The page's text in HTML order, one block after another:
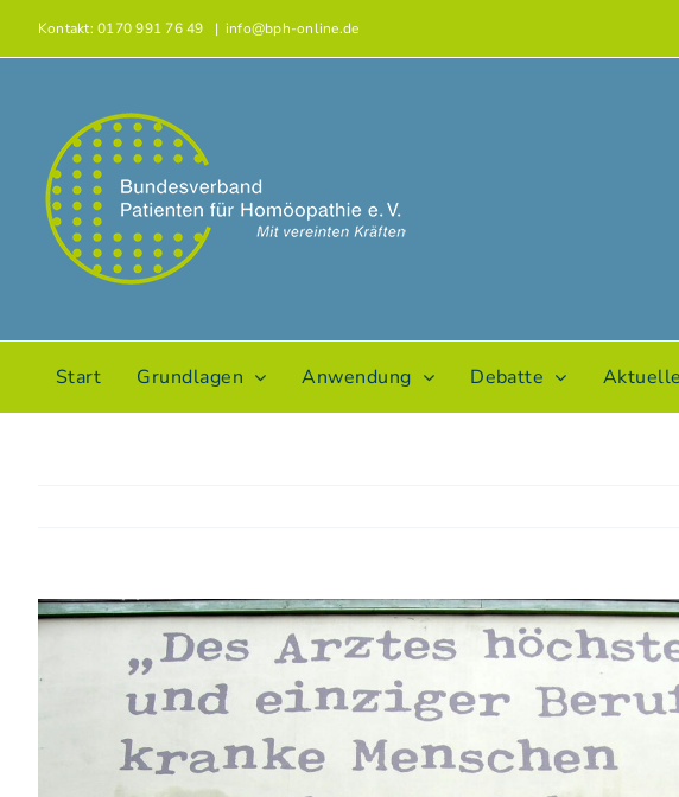
Kontakt: 0170 991 76 49 | info@bph-online.de
Start Grundlagen Anwendung Debatte